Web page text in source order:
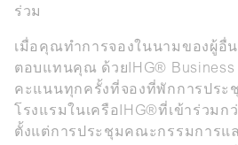
ร่วม
เมื่อคุณทำการจองในนามของผู้อื่น
ตอบแทนคุณ ด้วยIHG® Business
คะแนนทุกครั้งที่จองที่พักการประ
โรงแรมในเครือIHG®ที่เข้าร่วมก
ตั้งแต่การประชุมคณะกรรมการแ